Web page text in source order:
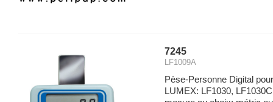
7245
LF1009A
Pèse-Personne Digital
LUMEX: LF1030,